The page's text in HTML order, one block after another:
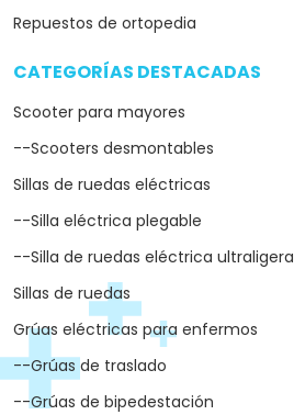
Repuestos de ortopedia
CATEGORÍAS DESTACADAS
Scooter para mayores
--Scooters desmontables
Sillas de ruedas eléctricas
--Silla eléctrica plegable
--Silla de ruedas eléctrica ultraligera
Sillas de ruedas
Grúas eléctricas para enfermos
--Grúas de traslado
--Grúas de bipedestación